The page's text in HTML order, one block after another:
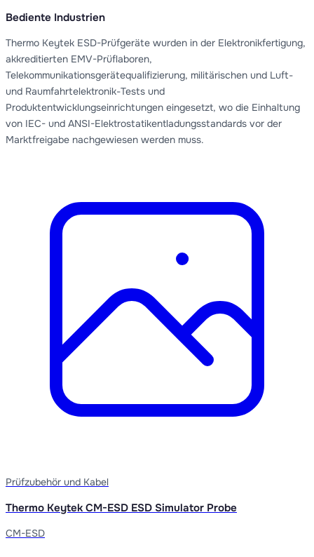
Bediente Industrien
Thermo Keytek ESD-Prüfgeräte wurden in der Elektronikfertigung,
akkreditierten EMV-Prüflaboren,
Telekommunikationsgerätequalifizierung, militärischen und Luft-
und Raumfahrtelektronik-Tests und
Produktentwicklungseinrichtungen eingesetzt, wo die Einhaltung
von IEC- und ANSI-Elektrostatikentladungsstandards vor der
Marktfreigabe nachgewiesen werden muss.
Prüfzubehör und Kabel
Thermo Keytek CM-ESD ESD Simulator Probe
CM-ESD